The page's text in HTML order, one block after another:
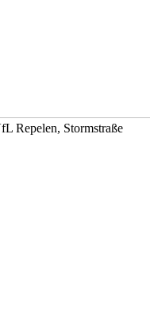
Repelen, Stormstraße